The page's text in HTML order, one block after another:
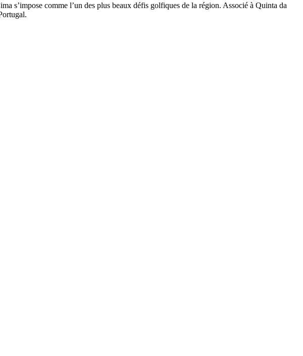
s’impose comme l’un des plus beaux défis golfiques de la région. Associé à Quinta da